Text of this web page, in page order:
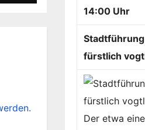
14:00 Uhr
Stadtführung
fürstlich
Der etwa